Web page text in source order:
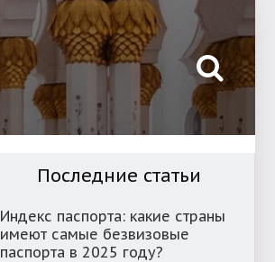
Последние статьи
Индекс паспорта: какие страны
имеют самые безвизовые
паспорта в 2025 году?